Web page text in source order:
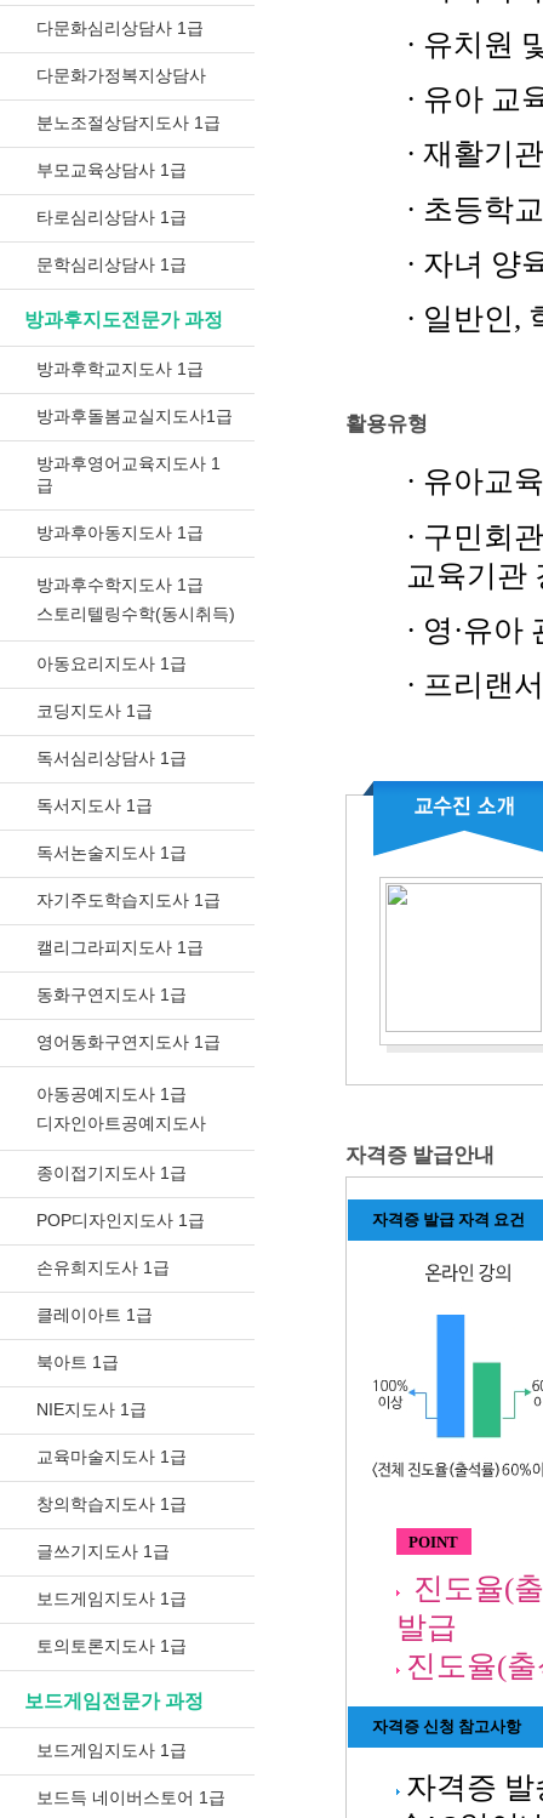
다문화심리상담사 1급
다문화가정복지상담사
분노조절상담지도사 1급
부모교육상담사 1급
타로심리상담사 1급
문학심리상담사 1급
방과후지도전문가 과정
방과후학교지도사 1급
방과후돌봄교실지도사1급
방과후영어교육지도사 1
급
방과후아동지도사 1급
방과후수학지도사 1급
스토리텔링수학(동시취득)
아동요리지도사 1급
코딩지도사 1급
독서심리상담사 1급
독서지도사 1급
독서논술지도사 1급
자기주도학습지도사 1급
캘리그라피지도사 1급
동화구연지도사 1급
영어동화구연지도사 1급
아동공예지도사 1급
디자인아트공예지도사
종이접기지도사 1급
POP디자인지도사 1급
손유희지도사 1급
클레이아트 1급
북아트 1급
NIE지도사 1급
교육마술지도사 1급
창의학습지도사 1급
글쓰기지도사 1급
보드게임지도사 1급
토의토론지도사 1급
보드게임전문가 과정
보드게임지도사 1급
보드득 네이버스토어 1급
· 유치원
· 유아 교
· 재활기
· 초등학
· 자녀 양
· 일반인,
활용유형
· 유아교
· 구민회
교육기관
· 영·유아
· 프리랜
자격증 발급안내
자격증 발급 자격 요건
POINT
진도율(
발급
진도율(
자격증 신청 참고사항
자격증